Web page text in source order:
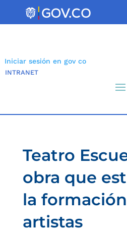
Iniciar sesión en gov co
INTRANET
Teatro
obra que
la
artistas